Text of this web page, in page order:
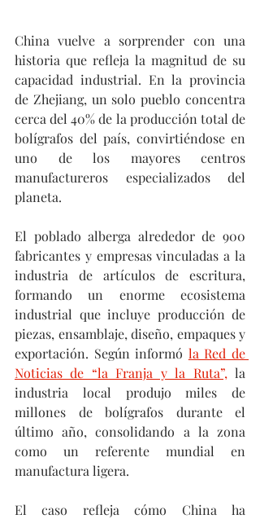
China vuelve a sorprender con una
historia que refleja la magnitud de su
capacidad industrial. En la provincia
de Zhejiang, un solo pueblo concentra
cerca del 40% de la producción total de
bolígrafos del país, convirtiéndose en
uno de los mayores centros
manufactureros especializados del
planeta.
El poblado alberga alrededor de 900
fabricantes y empresas vinculadas a la
industria de artículos de escritura,
formando un enorme ecosistema
industrial que incluye producción de
piezas, ensamblaje, diseño, empaques y
exportación. Según informó la Red de
Noticias de “la Franja y la Ruta”, la
industria local produjo miles de
millones de bolígrafos durante el
último año, consolidando a la zona
como un referente mundial en
manufactura ligera.
El caso refleja cómo China ha